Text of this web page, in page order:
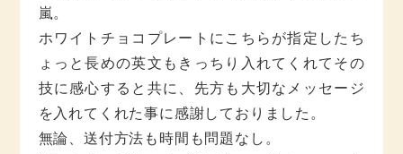
嵐。
ホワイトチョコプレートにこちらが指定したち
ょっと長めの英文もきっちり入れてくれてその
技に感心すると共に、先方も大切なメッセージ
を入れてくれた事に感謝しておりました。
無論、送付方法も時間も問題なし。